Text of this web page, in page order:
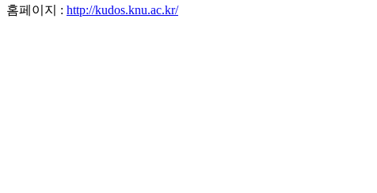
홈페이지 : http://kudos.knu.ac.kr/